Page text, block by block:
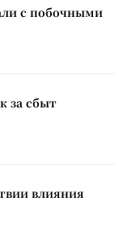
с побочными
за сбыт
влияния